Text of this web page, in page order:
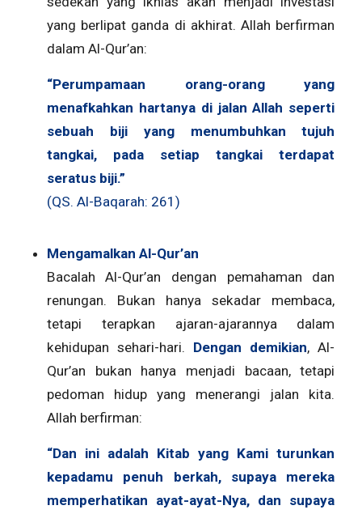
yang berlipat ganda di akhirat. Allah berfirman
dalam Al-Qur’an:
“Perumpamaan orang-orang yang
menafkahkan hartanya di jalan Allah seperti
sebuah biji yang menumbuhkan tujuh
tangkai, pada setiap tangkai terdapat
seratus biji.”
(QS. Al-Baqarah: 261)
Mengamalkan Al-Qur’an
Bacalah Al-Qur’an dengan pemahaman dan
renungan. Bukan hanya sekadar membaca,
tetapi terapkan ajaran-ajarannya dalam
kehidupan sehari-hari. Dengan demikian, Al-
Qur’an bukan hanya menjadi bacaan, tetapi
pedoman hidup yang menerangi jalan kita.
Allah berfirman:
“Dan ini adalah Kitab yang Kami turunkan
kepadamu penuh berkah, supaya mereka
memperhatikan ayat-ayat-Nya, dan supaya